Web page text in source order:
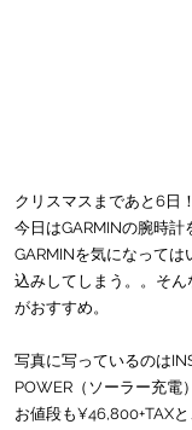
クリスマスまであと6日！
今日はGARMINの腕時計
GARMINを気になって
込みしてしまう。。そ
がおすすめ。
写真に写っているのは
POWER（ソーラー充電
お値段も¥46,800+TAX